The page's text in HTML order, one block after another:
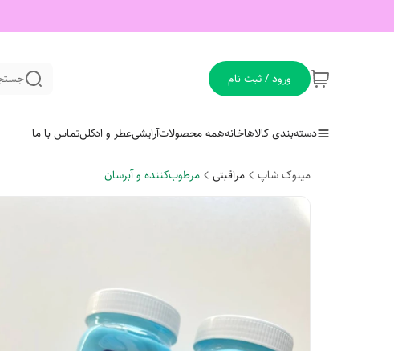
ورود / ثبت نام
دسته‌بندی کالاهاخانههمه محصولاتآرایشیعطر و ادکلنتماس با ما
مینوک شاپ مراقبتی مرطوب‌کننده و آبرسان